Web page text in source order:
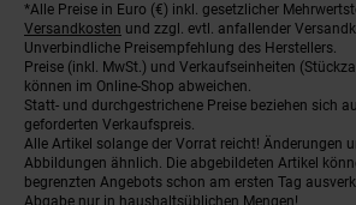
Fußnoten
*Alle Preise in Euro (€) inkl. gesetzlicher
Versandkosten und zzgl. evtl. anfallender
Unverbindliche Preisempfehlung des Herstellers.
Preise (inkl. MwSt.) und Verkaufseinheiten
können im Online-Shop abweichen.
Statt- und durchgestrichene Preise beziehen sich
geforderten Verkaufspreis.
Alle Artikel solange der Vorrat reicht! Änderungen
Abbildungen ähnlich. Die abgebildeten Artikel
begrenzten Angebots schon am ersten Tag
Abgabe nur in haushaltsüblichen Mengen!